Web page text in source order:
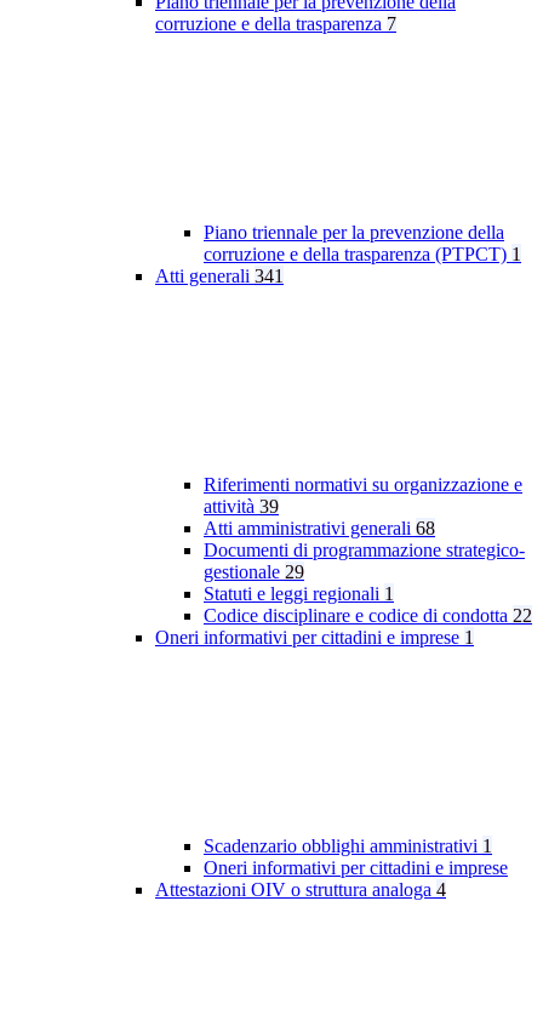
corruzione e della trasparenza 7
Piano triennale per la prevenzione della
corruzione e della trasparenza (PTPCT) 1
Atti generali 341
Riferimenti normativi su organizzazione e
attività 39
Atti amministrativi generali 68
Documenti di programmazione strategico-
gestionale 29
Statuti e leggi regionali 1
Codice disciplinare e codice di condotta 22
Oneri informativi per cittadini e imprese 1
Scadenzario obblighi amministrativi 1
Oneri informativi per cittadini e imprese
Attestazioni OIV o struttura analoga 4